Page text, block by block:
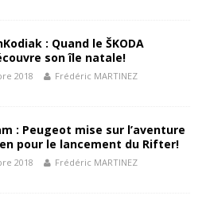
: Quand le ŠKODA
son île natale!
2018 Frédéric MARTINEZ
: Peugeot mise sur l’aventure
pour le lancement du Rifter!
2018 Frédéric MARTINEZ